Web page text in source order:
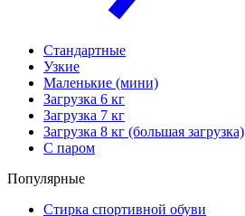
Стандартные
Узкие
Маленькие (мини)
Загрузка 6 кг
Загрузка 7 кг
Загрузка 8 кг (большая загрузка)
С паром
Популярные
Стирка спортивной обуви